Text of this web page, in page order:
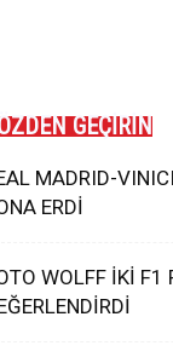
GEÇİRİN
MADRID-
ERDİ
WOLFF İKİ F1